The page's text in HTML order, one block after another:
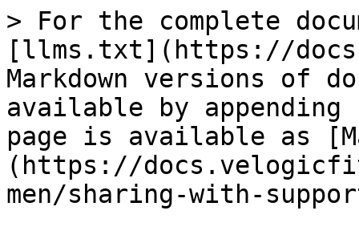
> For the complete
[llms.txt](https://
Markdown versions of
available by
page is available as
(https://
men/sharing-with-